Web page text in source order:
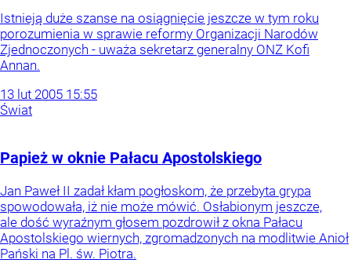
Istnieją duże szanse na osiągnięcie jeszcze w tym roku
porozumienia w sprawie reformy Organizacji Narodów
Zjednoczonych - uważa sekretarz generalny ONZ Kofi
Annan.
13 lut 2005 15:55
Świat
Papież w oknie Pałacu Apostolskiego
Jan Paweł II zadał kłam pogłoskom, że przebyta grypa
spowodowała, iż nie może mówić. Osłabionym jeszcze,
ale dość wyraźnym głosem pozdrowił z okna Pałacu
Apostolskiego wiernych, zgromadzonych na modlitwie Anioł
Pański na Pl. św. Piotra.